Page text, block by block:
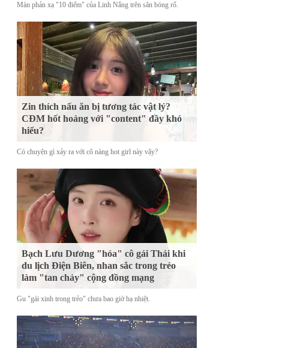
Màn phản xạ "10 điểm" của Linh Nắng trên sân bóng rổ.
Zin thích nấu ăn bị tương tác vật lý?
CĐM hốt hoảng với "content" đầy khó
hiểu?
Có chuyện gì xảy ra với cô nàng hot girl này vậy?
Bạch Lưu Dương "hóa" cô gái Thái khi
du lịch Điện Biên, nhan sắc trong trẻo
làm "tan chảy" cộng đồng mạng
Gu "gái xinh trong trẻo" chưa bao giờ hạ nhiệt.